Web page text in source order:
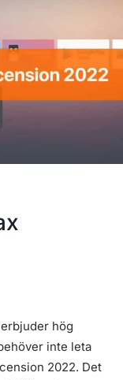
hög
inte leta
2022. Det